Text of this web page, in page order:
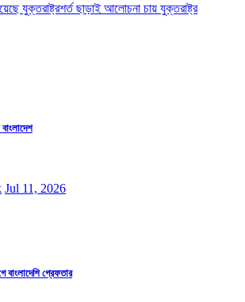
যুক্তরাষ্ট্রশর্ত ছাড়াই আলোচনা চায় যুক্তরাষ্ট্র
Jul 11, 2026
বাংলাদেশি গ্রেফতার